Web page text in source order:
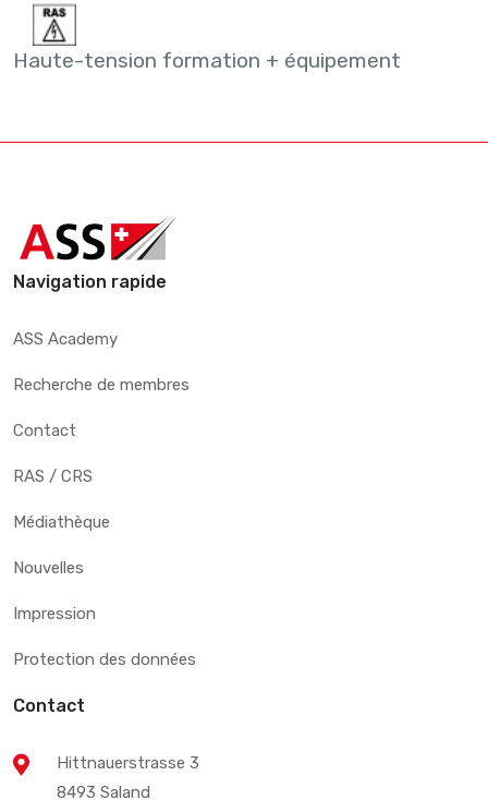
Haute-tension formation + équipement
Navigation rapide
ASS Academy
Recherche de membres
Contact
RAS / CRS
Médiathèque
Nouvelles
Impression
Protection des données
Contact
Hittnauerstrasse 3
8493 Saland